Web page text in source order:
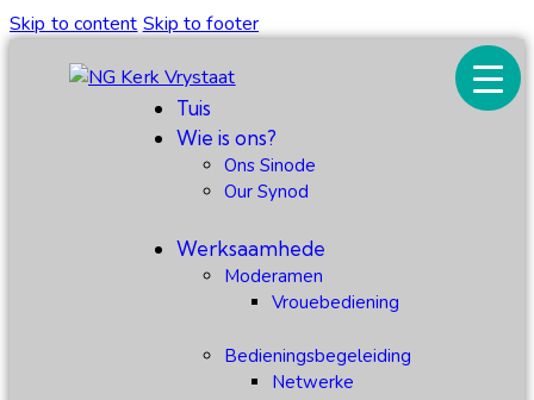
Skip to content Skip to footer
Tuis
Wie is ons?
Ons Sinode
Our Synod
Werksaamhede
Moderamen
Vrouebediening
Bedieningsbegeleiding
Netwerke